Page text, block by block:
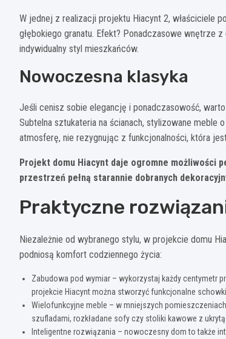
W jednej z realizacji projektu Hiacynt 2, właściciele
głębokiego granatu. Efekt? Ponadczasowe wnętrze
indywidualny styl mieszkańców.
Nowoczesna klasyka
Jeśli cenisz sobie elegancję i ponadczasowość,
Subtelna sztukateria na ścianach, stylizowane
atmosferę, nie rezygnując z funkcjonalności, która
Projekt domu Hiacynt daje ogromne możliwości
przestrzeń pełną starannie dobranych
Praktyczne
Niezależnie od wybranego stylu, w projekcie domu
podniosą komfort codziennego życia:
Zabudowa pod wymiar – wykorzystaj każdy centymetr
projekcie Hiacynt można stworzyć funkcjonalne
Wielofunkcyjne meble – w mniejszych
szufladami, rozkładane sofy czy stoliki kawowe z
Inteligentne rozwiązania – nowoczesny dom to także